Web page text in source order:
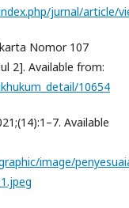
jurnal/article/
Nomor 107
2]. Available from:
10654
Available
image/